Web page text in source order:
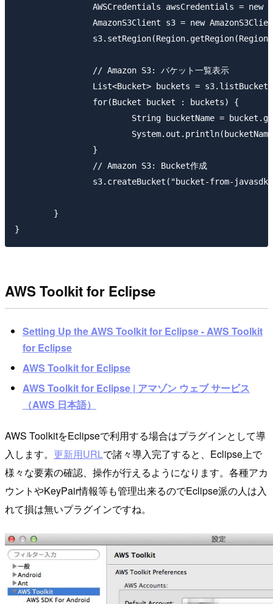
AWS Toolkit for Eclipse
Setting Up the AWS Toolkit for Eclipse - AWS Toolkit
for Eclipse
AWS Toolkit for Eclipse
AWS Toolkit for Eclipse | アマゾン ウェブ サービス
（AWS 日本語）
AWS ToolkitをEclipseで利用する場合はプラグインとして導
入します。 更新用URLで諸々導入完了すると、Eclipse上で
様々な要素の確認、操作が行えるようになります。各種アカ
ウントやKeyPair情報等も管理出来るのでEclipse派の人は入
れて損は無いプラグインですね。